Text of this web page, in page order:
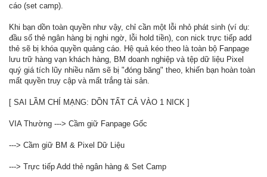
cáo (set camp).
Khi bạn dồn toàn quyền như vậy, chỉ cần một lỗi nhỏ phát sinh (ví dụ:
đầu số thẻ ngân hàng bị nghi ngờ, lỗi hold tiền), con nick trực tiếp add
thẻ sẽ bị khóa quyền quảng cáo. Hệ quả kéo theo là toàn bộ Fanpage
lưu trữ hàng vạn khách hàng, BM doanh nghiệp và tệp dữ liệu Pixel
quý giá tích lũy nhiều năm sẽ bị "đóng băng" theo, khiến bạn hoàn toàn
mất quyền truy cập và mất trắng tài sản.
[ SAI LẦM CHÍ MẠNG: DỒN TẤT CẢ VÀO 1 NICK ]
VIA Thường ---> Cầm giữ Fanpage Gốc
---> Cầm giữ BM & Pixel Dữ Liệu
---> Trực tiếp Add thẻ ngân hàng & Set Camp